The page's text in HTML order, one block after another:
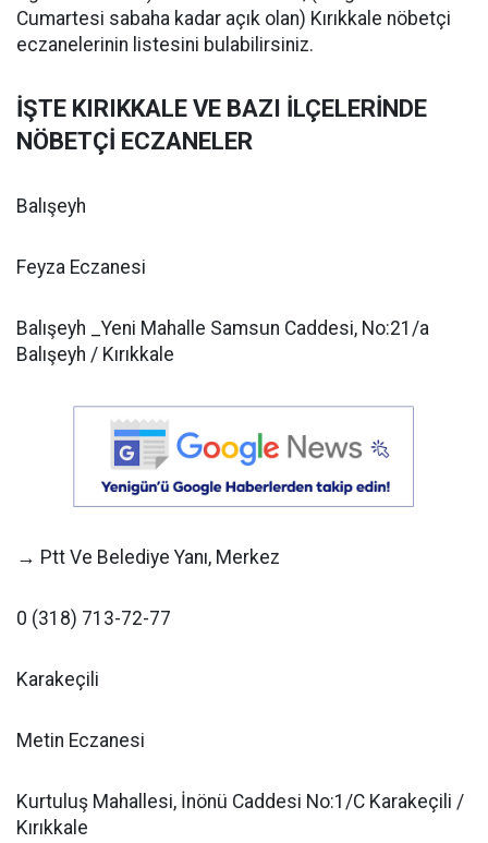
Cumartesi sabaha kadar açık olan) Kırıkkale nöbetçi
eczanelerinin listesini bulabilirsiniz.
İŞTE KIRIKKALE VE BAZI İLÇELERİNDE
NÖBETÇİ ECZANELER
Balışeyh
Feyza Eczanesi
Balışeyh _Yeni Mahalle Samsun Caddesi, No:21/a
Balışeyh / Kırıkkale
→ Ptt Ve Belediye Yanı, Merkez
0 (318) 713-72-77
Karakeçili
Metin Eczanesi
Kurtuluş Mahallesi, İnönü Caddesi No:1/C Karakeçili /
Kırıkkale